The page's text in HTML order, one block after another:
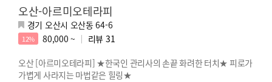
오산-아르미오테라피
경기 오산시 오산동 64-6
12% 80,000 ~ 리뷰 31
오산 [아르미오테라피] ★한국인 관리사의 손끝 화려한 터치★ 피로가
가볍게 사라지는 마법같은 힐링★